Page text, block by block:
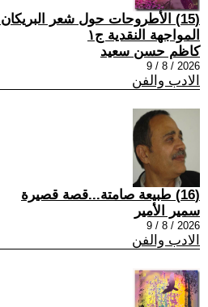
(15) الأطروحات حول شعر
المواجهة النقدية ج١
كاظم حسن سعيد
2026 / 8 / 9
الادب والفن
(16) طبيعة صامتة...قصة قصيرة
سمير الأمير
2026 / 8 / 9
الادب والفن